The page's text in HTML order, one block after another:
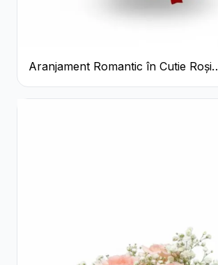
Aranjament Romantic în Cutie Roșie
cu Trandafiri și Crizanteme